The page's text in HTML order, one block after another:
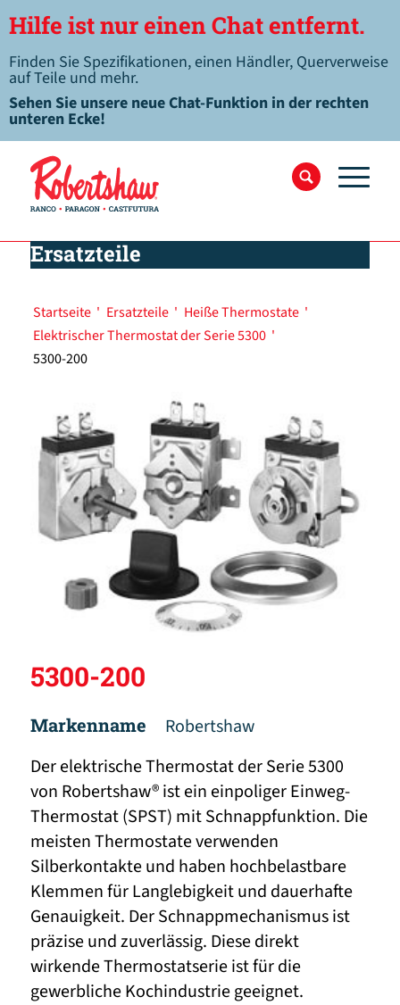
Hilfe ist nur einen Chat entfernt.
Finden Sie Spezifikationen, einen Händler, Querverweise
auf Teile und mehr.
Sehen Sie unsere neue Chat-Funktion in der rechten
unteren Ecke!
Ersatzteile
Startseite ' Ersatzteile ' Heiße Thermostate '
Elektrischer Thermostat der Serie 5300 '
5300-200
5300-200
Markenname
Robertshaw
Der elektrische Thermostat der Serie 5300
von Robertshaw® ist ein einpoliger Einweg-
Thermostat (SPST) mit Schnappfunktion. Die
meisten Thermostate verwenden
Silberkontakte und haben hochbelastbare
Klemmen für Langlebigkeit und dauerhafte
Genauigkeit. Der Schnappmechanismus ist
präzise und zuverlässig. Diese direkt
wirkende Thermostatserie ist für die
gewerbliche Kochindustrie geeignet.